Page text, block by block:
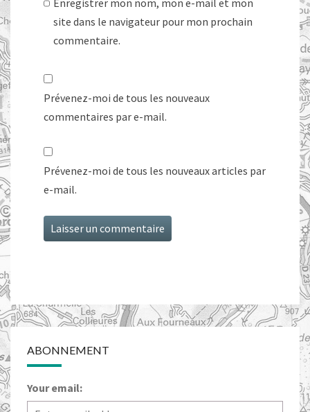
Enregistrer mon nom, mon e-mail et mon
site dans le navigateur pour mon prochain
commentaire.
Prévenez-moi de tous les nouveaux
commentaires par e-mail.
Prévenez-moi de tous les nouveaux articles par
e-mail.
ABONNEMENT
Your email: